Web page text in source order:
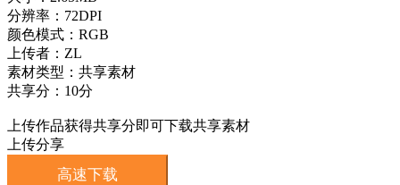
分辨率：72DPI
颜色模式：RGB
上传者：ZL
素材类型：共享素材
共享分：10分
上传作品获得共享分即可下载共享素材
上传分享
高速下载